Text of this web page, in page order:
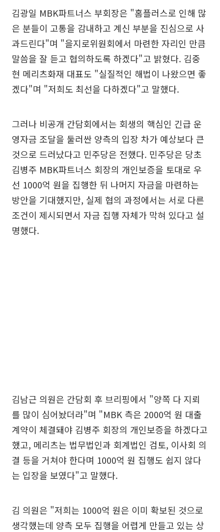
김광일 MBK파트너스 부회장은 "홈플러스로 인해 많
은 분들이 고통을 감내하고 계신 부분을 진심으로 사
과드린다"며 "을지로위원회에서 마련한 자리인 만큼
말씀을 잘 듣고 협의하도록 하겠다"고 밝혔다. 김중
현 메리츠화재 대표도 "실질적인 해법이 나왔으면 좋
겠다"며 "저희도 최선을 다하겠다"고 말했다.
그러나 비공개 간담회에서는 회생의 핵심인 긴급 운
영자금 조달을 둘러싼 양측의 입장 차가 예상보다 큰
것으로 드러났다고 민주당은 전했다. 민주당은 당초
김병주 MBK파트너스 회장의 개인보증을 토대로 우
선 1000억 원을 집행한 뒤 나머지 자금을 마련하는
방안을 기대했지만, 실제 협의 과정에서는 서로 다른
조건이 제시되면서 자금 집행 자체가 막혀 있다고 설
명했다.
김남근 의원은 간담회 후 브리핑에서 "양쪽 다 지뢰
를 많이 심어놨더라"며 "MBK 측은 2000억 원 대출
계약이 체결돼야 김병주 회장의 개인보증을 하겠다고
했고, 메리츠는 법무법인과 회계법인 검토, 이사회 의
결 등을 거쳐야 한다며 1000억 원 집행도 쉽지 않다
는 입장을 보였다"고 말했다.
김 의원은 "저희는 1000억 원은 이미 확보된 것으로
생각했는데 양측 모두 집행을 어렵게 만들고 있는 상